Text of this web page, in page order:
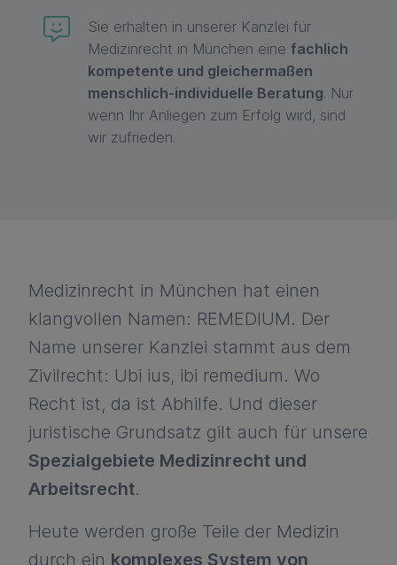
Sie erhalten in unserer Kanzlei für
Medizinrecht in München eine fachlich
kompetente und gleichermaßen
menschlich-individuelle Beratung. Nur
wenn Ihr Anliegen zum Erfolg wird, sind
wir zufrieden.
Medizinrecht in München hat einen
klangvollen Namen: REMEDIUM. Der
Name unserer Kanzlei stammt aus dem
Zivilrecht: Ubi ius, ibi remedium. Wo
Recht ist, da ist Abhilfe. Und dieser
juristische Grundsatz gilt auch für unsere
Spezialgebiete Medizinrecht und
Arbeitsrecht.
Heute werden große Teile der Medizin
durch ein komplexes System von